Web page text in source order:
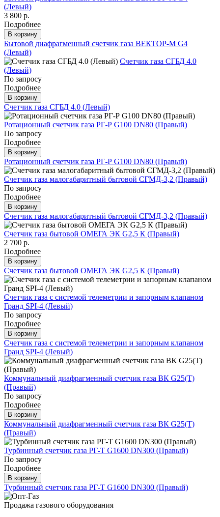
(Левый)
3 800 р.
Подробнее
В корзину
Бытовой диафрагменный счетчик газа ВЕКТОР-М G4
(Левый)
Счетчик газа СГБД 4.0
(Левый)
По запросу
Подробнее
В корзину
Счетчик газа СГБД 4.0 (Левый)
Ротационный счетчик газа РГ-Р G100 DN80 (Правый)
По запросу
Подробнее
В корзину
Ротационный счетчик газа РГ-Р G100 DN80 (Правый)
Счетчик газа малогабаритный бытовой СГМД-3,2 (Правый)
По запросу
Подробнее
В корзину
Счетчик газа малогабаритный бытовой СГМД-3,2 (Правый)
Счетчик газа бытовой ОМЕГА ЭК G2,5 К (Правый)
2 700 р.
Подробнее
В корзину
Счетчик газа бытовой ОМЕГА ЭК G2,5 К (Правый)
Счетчик газа с системой телеметрии и запорным клапаном
Гранд SPI-4 (Левый)
По запросу
Подробнее
В корзину
Счетчик газа с системой телеметрии и запорным клапаном
Гранд SPI-4 (Левый)
Коммунальный диафрагменный счетчик газа ВК G25(T)
(Правый)
По запросу
Подробнее
В корзину
Коммунальный диафрагменный счетчик газа ВК G25(T)
(Правый)
Турбинный счетчик газа РГ-Т G1600 DN300 (Правый)
По запросу
Подробнее
В корзину
Турбинный счетчик газа РГ-Т G1600 DN300 (Правый)
Продажа газового оборудования